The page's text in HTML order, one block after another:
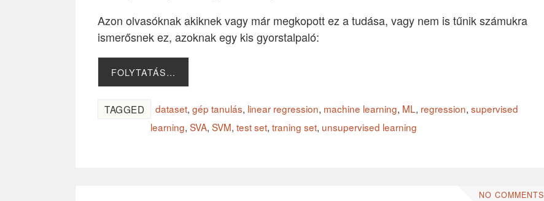
Azon olvasóknak akiknek vagy már megkopott ez a tudása, vagy nem is tűnik számukra
ismerősnek ez, azoknak egy kis gyorstalpaló:
FOLYTATÁS…
TAGGED dataset, gép tanulás, linear regression, machine learning, ML, regression, supervised
learning, SVA, SVM, test set, traning set, unsupervised learning
NO COMMENTS